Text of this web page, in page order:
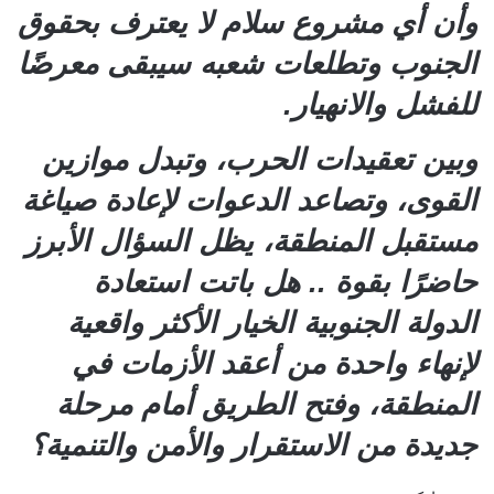
وأن أي مشروع سلام لا يعترف بحقوق
الجنوب وتطلعات شعبه سيبقى معرضًا
للفشل والانهيار.
وبين تعقيدات الحرب، وتبدل موازين
القوى، وتصاعد الدعوات لإعادة صياغة
مستقبل المنطقة، يظل السؤال الأبرز
حاضرًا بقوة .. هل باتت استعادة
الدولة الجنوبية الخيار الأكثر واقعية
لإنهاء واحدة من أعقد الأزمات في
المنطقة، وفتح الطريق أمام مرحلة
جديدة من الاستقرار والأمن والتنمية؟